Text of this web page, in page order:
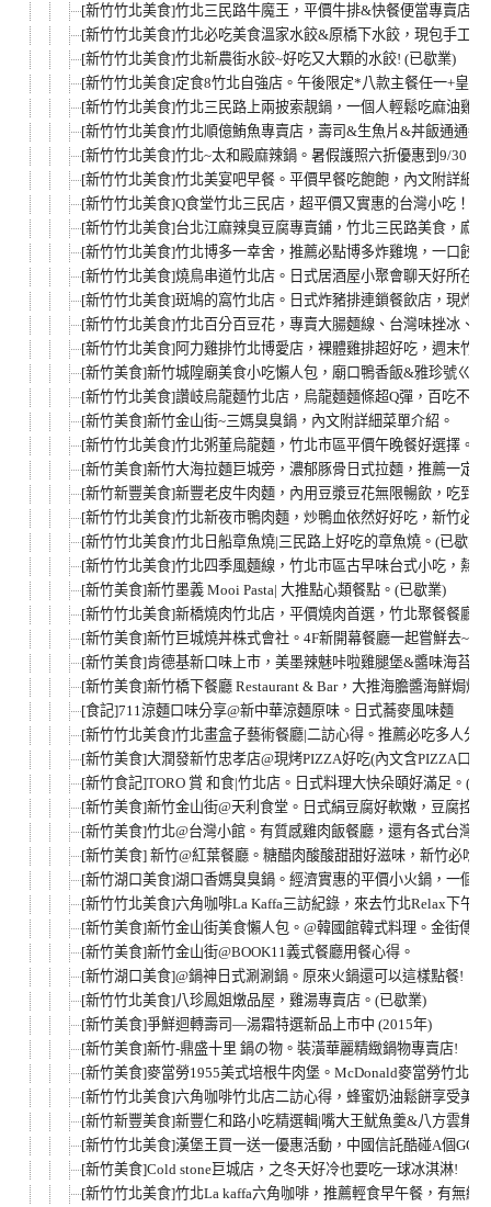
[新竹竹北美食]竹北三民路牛魔王，平價牛排&快餐便當專賣店
[新竹竹北美食]竹北必吃美食溫家水餃&原橋下水餃，現包手工水
[新竹竹北美食]竹北新農街水餃~好吃又大顆的水餃! (已歇業)
[新竹竹北美食]定食8竹北自強店。午後限定*八款主餐任一+皇家
[新竹竹北美食]竹北三民路上兩披索靚鍋，一個人輕鬆吃麻油雞
[新竹竹北美食]竹北順億鮪魚專賣店，壽司&生魚片&丼飯通通都
[新竹竹北美食]竹北~太和殿麻辣鍋。暑假護照六折優惠到9/30。(
[新竹竹北美食]竹北美宴吧早餐。平價早餐吃飽飽，內文附詳細
[新竹竹北美食]Q食堂竹北三民店，超平價又實惠的台灣小吃！平
[新竹竹北美食]台北江麻辣臭豆腐專賣鋪，竹北三民路美食，麻
[新竹竹北美食]竹北博多一幸舍，推薦必點博多炸雞塊，一口餃
[新竹竹北美食]燒鳥串道竹北店。日式居酒屋小聚會聊天好所在
[新竹竹北美食]斑鳩的窩竹北店。日式炸豬排連鎖餐飲店，現炸
[新竹竹北美食]竹北百分百豆花，專賣大腸麵線、台灣味挫冰、
[新竹竹北美食]阿力雞排竹北博愛店，裸體雞排超好吃，週末竹
[新竹美食]新竹城隍廟美食小吃懶人包，廟口鴨香飯&雅珍號ㄍ
[新竹竹北美食]讚岐烏龍麵竹北店，烏龍麵麵條超Q彈，百吃不膩
[新竹美食]新竹金山街~三媽臭臭鍋，內文附詳細菜單介紹。
[新竹竹北美食]竹北粥董烏龍麵，竹北市區平價午晚餐好選擇。
[新竹美食]新竹大海拉麵巨城旁，濃郁豚骨日式拉麵，推薦一定
[新竹新豐美食]新豐老皮牛肉麵，內用豆漿豆花無限暢飲，吃到
[新竹竹北美食]竹北新夜市鴨肉麵，炒鴨血依然好好吃，新竹必
[新竹竹北美食]竹北日船章魚燒|三民路上好吃的章魚燒。(已歇業)
[新竹竹北美食]竹北四季風麵線，竹北市區古早味台式小吃，熱
[新竹美食]新竹墨義 Mooi Pasta| 大推點心類餐點。(已歇業)
[新竹竹北美食]新橋燒肉竹北店，平價燒肉首選，竹北聚餐餐廳
[新竹美食]新竹巨城燒丼株式會社。4F新開幕餐廳一起嘗鮮去~
[新竹美食]肯德基新口味上市，美墨辣魅咔啦雞腿堡&醬味海苔
[新竹美食]新竹橋下餐廳 Restaurant & Bar，大推海膽醬海鮮焗烤
[食記]711涼麵口味分享@新中華涼麵原味。日式蕎麥風味麵
[新竹竹北美食]竹北畫盒子藝術餐廳|二訪心得。推薦必吃多人分
[新竹美食]大潤發新竹忠孝店@現烤PIZZA好吃(內文含PIZZA口味
[新竹食記]TORO 賞 和食|竹北店。日式料理大快朵頤好滿足。(已
[新竹美食]新竹金山街@天利食堂。日式絹豆腐好軟嫩，豆腐控
[新竹美食]竹北@台灣小館。有質感雞肉飯餐廳，還有各式台灣
[新竹美食] 新竹@紅葉餐廳。糖醋肉酸酸甜甜好滋味，新竹必吃
[新竹湖口美食]湖口香媽臭臭鍋。經濟實惠的平價小火鍋，一個
[新竹竹北美食]六角咖啡La Kaffa三訪紀錄，來去竹北Relax下午
[新竹美食]新竹金山街美食懶人包。@韓國館韓式料理。金街傳
[新竹美食]新竹金山街@BOOK11義式餐廳用餐心得。
[新竹湖口美食]@鍋神日式涮涮鍋。原來火鍋還可以這樣點餐!
[新竹竹北美食]八珍鳳姐燉品屋，雞湯專賣店。(已歇業)
[新竹美食]爭鮮迴轉壽司—湯霜特選新品上市中 (2015年)
[新竹美食]新竹-鼎盛十里 鍋の物。裝潢華麗精緻鍋物專賣店!
[新竹美食]麥當勞1955美式培根牛肉堡。McDonald麥當勞竹北店
[新竹竹北美食]六角咖啡竹北店二訪心得，蜂蜜奶油鬆餅享受美
[新竹新豐美食]新豐仁和路小吃精選輯|嘴大王魷魚羹&八方雲集&
[新竹竹北美食]漢堡王買一送一優惠活動，中國信託酷碰A個GO
[新竹美食]Cold stone巨城店，之冬天好冷也要吃一球冰淇淋!
[新竹竹北美食]竹北La kaffa六角咖啡，推薦輕食早午餐，有無線